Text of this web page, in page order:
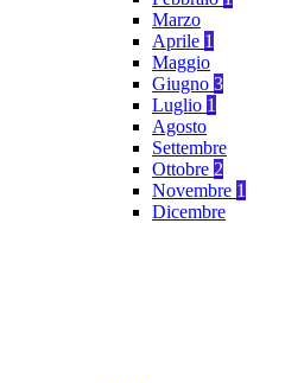
Marzo
Aprile 1
Maggio
Giugno 3
Luglio 1
Agosto
Settembre
Ottobre 2
Novembre 1
Dicembre